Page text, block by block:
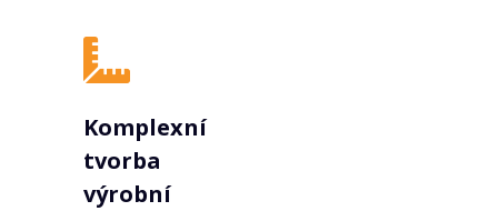
Komplexní
tvorba
výrobní